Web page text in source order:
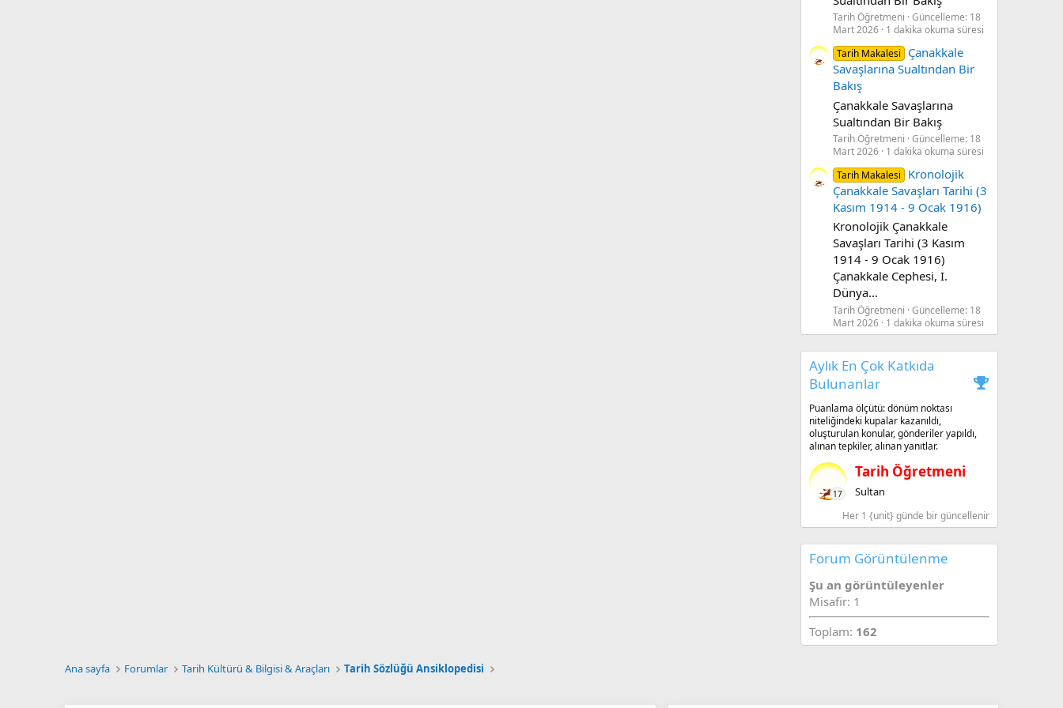
Tarih Öğretmeni Güncelleme: 18
Mart 2026 1 dakika okuma süresi
Tarih Makalesi
Çanakkale
Savaşlarına Sualtından Bir
Bakış
Çanakkale Savaşlarına
Sualtından Bir Bakış
Tarih Öğretmeni Güncelleme: 18
Mart 2026 1 dakika okuma süresi
Tarih Makalesi
Kronolojik
Çanakkale Savaşları Tarihi (3
Kasım 1914 - 9 Ocak 1916)
Kronolojik Çanakkale
Savaşları Tarihi (3 Kasım
1914 - 9 Ocak 1916)
Çanakkale Cephesi, I.
Dünya...
Tarih Öğretmeni Güncelleme: 18
Mart 2026 1 dakika okuma süresi
Aylık En Çok Katkıda
Bulunanlar
Puanlama ölçütü: dönüm noktası
niteliğindeki kupalar kazanıldı,
oluşturulan konular, gönderiler yapıldı,
alınan tepkiler, alınan yanıtlar.
17
Tarih Öğretmeni
Sultan
Her 1 {unit} günde bir güncellenir
Forum Görüntülenme
Şu an görüntüleyenler
Misafir: 1
Toplam: 162
Ana sayfa Forumlar Tarih Kültürü & Bilgisi & Araçları Tarih Sözlüğü Ansiklopedisi